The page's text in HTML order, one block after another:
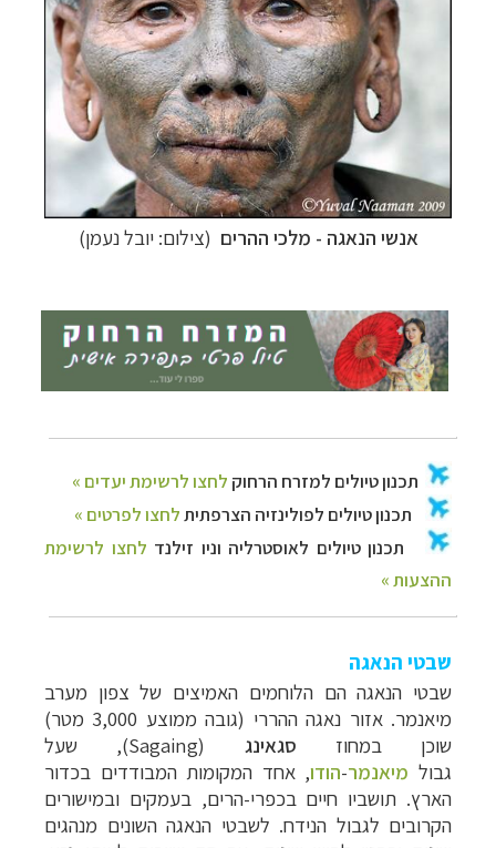
אנשי הנאגה - מלכי ההרים (צילום: יובל נעמן)
תכנוןטיולים לאוסטרליה וניו זילנד לחצו לרשימת
ההצעות »
שבטי הנאגה
שבטי הנאגה הם הלוחמים האמיצים של צפון מערב
מיאנמר. א
זור נאגה ההררי (גובה ממוצע 3,000 מטר)
שוכן במחוז סגאינג (Sagaing), ש
על
גבול מיאנמר-הודו, אחד המקומות המבודדים בכדור
הארץ. תושביו חיים בכפרי-הרים, בעמקים ובמישורים
הקרובים לגבול הנידח. לשבטי הנאגה השונים מנהגים